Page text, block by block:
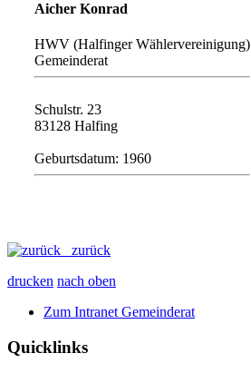
Aicher Konrad
HWV (Halfinger Wählervereinigung)
Gemeinderat
Schulstr. 23
83128 Halfing
Geburtsdatum: 1960
zurück
drucken nach oben
Zum Intranet Gemeinderat
Quicklinks